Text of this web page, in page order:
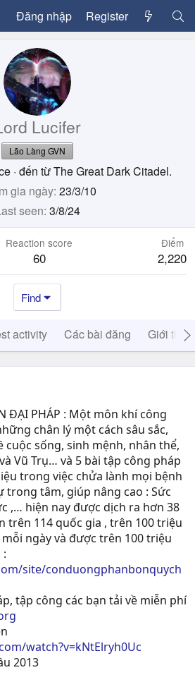
Đăng nhập Register
Lucifer
Lão Làng GVN
· đến từThe Great Dark Citadel.
gia ngày 23/3/10
seen 3/8/24
Reaction score
60
Điểm
2,220
Find
activity Các bài đăng Giới thiệu
ĐẠI PHÁP : Một môn khí công
chân lý một cách sâu sắc,
cuộc sống, sinh mệnh, nhân thể,
Vũ Trụ… và 5 bài tập công pháp
trong việc chửa lành mọi bệnh
trong tâm, giúp nâng cao : Sức
,… hiện nay được dịch ra hơn 38
trên 114 quốc gia , trên 100 triệu
ngày và được trên 100 triệu
site/conduongphanbonquych
tập công các bạn tải về miễn phí
watch?v=kNtElryh0Uc
2013